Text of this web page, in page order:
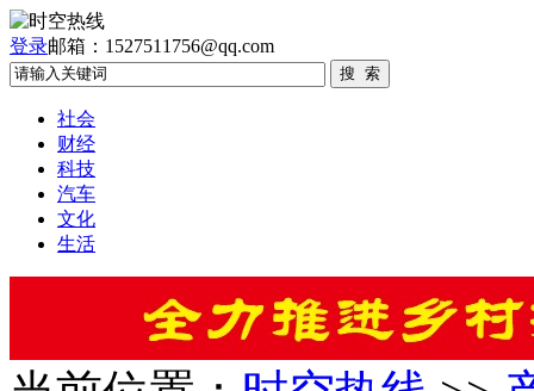
登录邮箱：1527511756@qq.com
社会
财经
科技
汽车
文化
生活